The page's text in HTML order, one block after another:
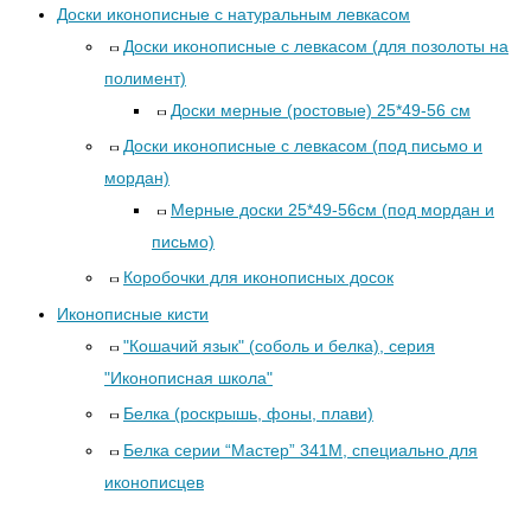
Доски иконописные с натуральным левкасом
Доски иконописные с левкасом (для позолоты на
полимент)
Доски мерные (ростовые) 25*49-56 см
Доски иконописные с левкасом (под письмо и
мордан)
Мерные доски 25*49-56см (под мордан и
письмо)
Коробочки для иконописных досок
Иконописные кисти
"Кошачий язык" (соболь и белка), серия
"Иконописная школа"
Белка (роскрышь, фоны, плави)
Белка серии “Мастер” 341М, специально для
иконописцев